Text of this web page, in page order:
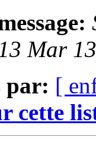
Mar
par: [
cette